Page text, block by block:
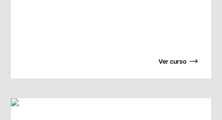
Ver curso